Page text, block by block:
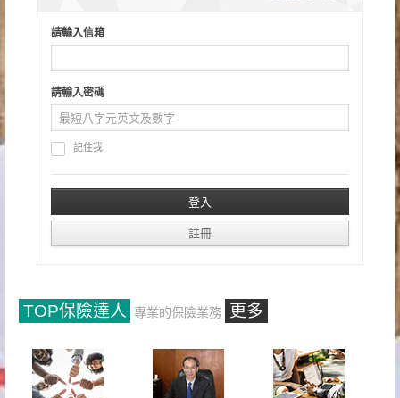
請輸入信箱
請輸入密碼
記住我
TOP保險達人 專業的保險業務 更多